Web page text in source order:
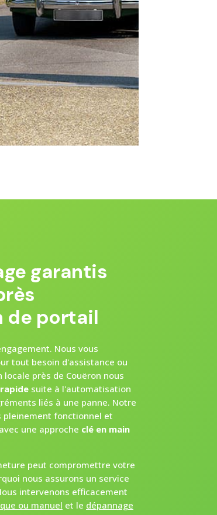
garantis
de portail
Nous vous
tout besoin d'assistance ou
près de Couëron nous
suite à l'automatisation
liés à une panne. Notre
pleinement fonctionnel et
une approche clé en main
peut compromettre votre
nous assurons un service
intervenons efficacement
ou manuel et le dépannage